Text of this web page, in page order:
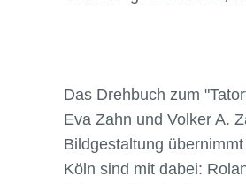
Das Drehbuch zum
Eva Zahn und Volker A.
Bildgestaltung
Köln sind mit dabei: